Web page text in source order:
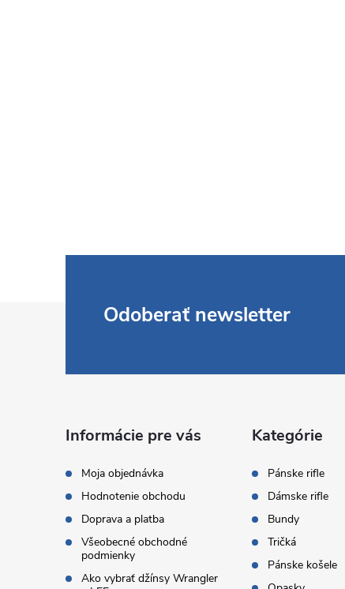
Odoberať newsletter
Informácie pre vás
Moja objednávka
Hodnotenie obchodu
Doprava a platba
Všeobecné obchodné
podmienky
Ako vybrať džínsy Wrangler
Kategórie
Pánske rifle
Dámske rifle
Bundy
Tričká
Pánske košele